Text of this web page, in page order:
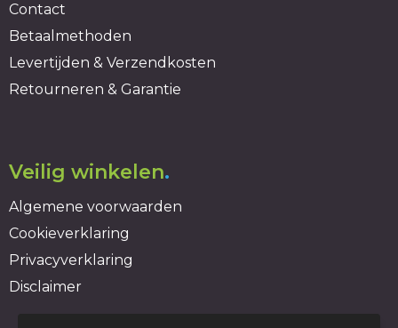
Contact
Betaalmethoden
Levertijden & Verzendkosten
Retourneren & Garantie
Veilig winkelen.
Algemene voorwaarden
Cookieverklaring
Privacyverklaring
Disclaimer